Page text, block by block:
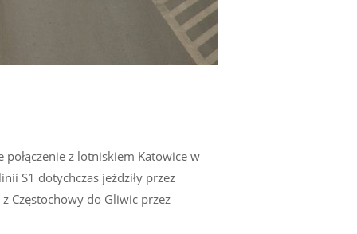
z lotniskiem Katowice w
S1 dotychczas jeździły przez
Częstochowy do Gliwic przez